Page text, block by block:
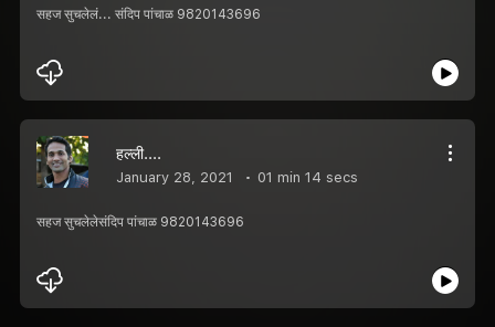
सहज सुचलेलं... संदिप पांचाळ 9820143696
हल्ली....
January 28, 2021 01 min 14 secs
सहज सुचलेलेसंदिप पांचाळ 9820143696